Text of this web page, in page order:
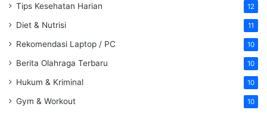
Tips Kesehatan Harian 12
Diet & Nutrisi 11
Rekomendasi Laptop / PC 10
Berita Olahraga Terbaru 10
Hukum & Kriminal 10
Gym & Workout 10